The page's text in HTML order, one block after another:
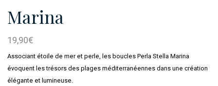
Marina
19,90€
Associant étoile de mer et perle, les boucles Perla Stella Marina
évoquent les trésors des plages méditerranéennes dans une création
élégante et lumineuse.